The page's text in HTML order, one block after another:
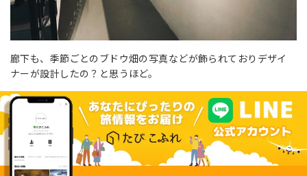
廊下も、季節ごとのブドウ畑の写真などが飾られておりデザイ
ナーが設計したの？と思うほど。